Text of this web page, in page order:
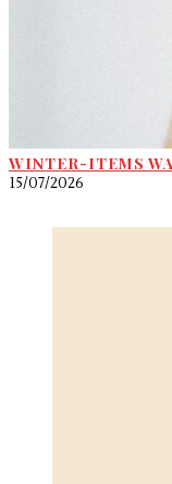
WINTER-ITEMS
15/07/2026